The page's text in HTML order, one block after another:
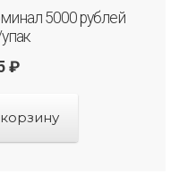
5000 рублей
₽